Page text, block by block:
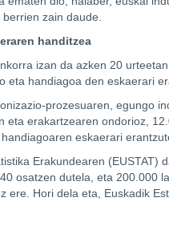
zain daude.
handitzea
izan da azken 20
eta handiagoa den eskaerari
prozesuaren, egungo
eta erakartzearen ondorioz,
eskaerari
Erakundearen (EUSTAT)
osatzen dutela, eta 200.000
ere. Hori dela eta, Euskadik